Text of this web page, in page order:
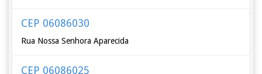
CEP 06086030
Rua Nossa Senhora Aparecida
CEP 06086025